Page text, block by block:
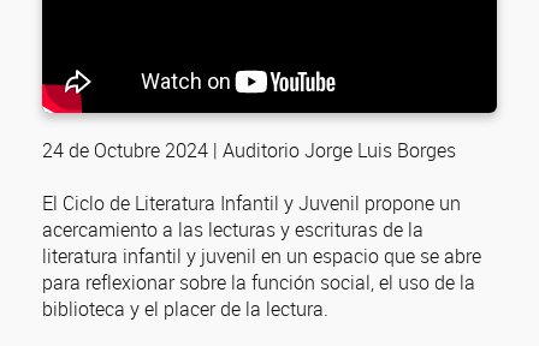
24 de Octubre 2024 | Auditorio Jorge Luis Borges
El Ciclo de Literatura Infantil y Juvenil propone un
acercamiento a las lecturas y escrituras de la
literatura infantil y juvenil en un espacio que se abre
para reflexionar sobre la función social, el uso de la
biblioteca y el placer de la lectura.